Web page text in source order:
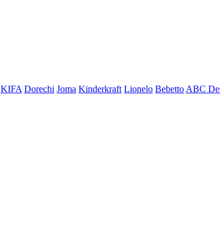
KIFA Dorechi Joma Kinderkraft Lionelo Bebetto ABC